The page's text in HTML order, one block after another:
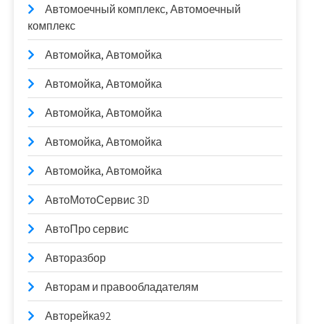
Автомоечный комплекс, Автомоечный
комплекс
Автомойка, Автомойка
Автомойка, Автомойка
Автомойка, Автомойка
Автомойка, Автомойка
Автомойка, Автомойка
АвтоМотоСервис 3D
АвтоПро сервис
Авторазбор
Авторам и правообладателям
Авторейка92